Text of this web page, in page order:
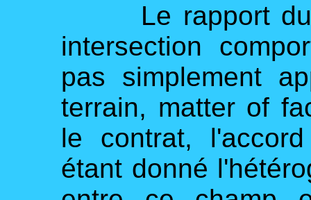
Le rapport du
intersection
pas simplement
terrain, matter of
le contrat,
étant donné